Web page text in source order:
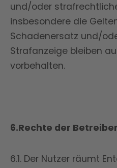
und/oder
insbesondere die
Schadenersatz und/
Strafanzeige bleiben
vorbehalten.
6.Rechte der
6.1. Der Nutzer räumt